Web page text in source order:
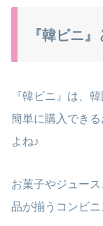
『韓ビニ』
『韓ビニ』は、
簡単に購入でき
よね♪
お菓子やジュー
品が揃うコンビニ